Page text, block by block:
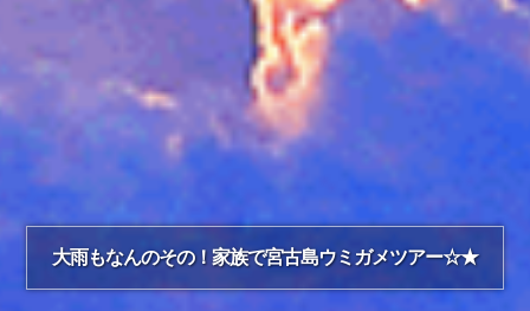
大雨もなんのその！家族で宮古島ウミガメツアー☆★